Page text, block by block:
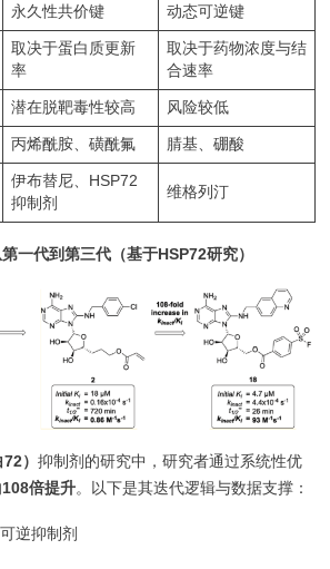
永久性共价键 动态可逆键
取决于蛋白质更新
率
取决于药物浓度与结
合速率
潜在脱靶毒性较高 风险较低
丙烯酰胺、磺酰氟 腈基、硼酸
伊布替尼、HSP72
抑制剂
维格列汀
一代到第三代（基于HSP72研究）
） 抑制剂的研究中，研究者通过系统性优
108倍提升。以下是其迭代逻辑与数据支撑：
可逆抑制剂